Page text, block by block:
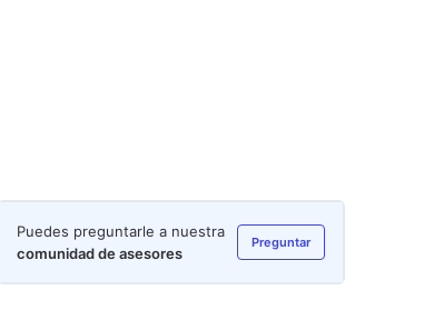
Puedes preguntarle a nuestra
comunidad de asesores
Preguntar